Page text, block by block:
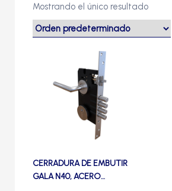
Cerraduras Digitales
Cierrapuertas
Manillones
Mostrando el único resultado
CERRADURA DE EMBUTIR
GALA N40, ACERO